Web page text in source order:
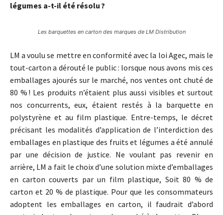
légumes a-t-il été résolu ?
Les barquettes en carton des marques de LM Distribution
LM a voulu se mettre en conformité avec la loi Agec, mais le
tout-carton a dérouté le public : lorsque nous avons mis ces
emballages ajourés sur le marché, nos ventes ont chuté de
80 % ! Les produits n’étaient plus aussi visibles et surtout
nos concurrents, eux, étaient restés à la barquette en
polystyrène et au film plastique. Entre-temps, le décret
précisant les modalités d’application de l’interdiction des
emballages en plastique des fruits et légumes a été annulé
par une décision de justice. Ne voulant pas revenir en
arrière, LM a fait le choix d’une solution mixte d’emballages
en carton couverts par un film plastique, Soit 80 % de
carton et 20 % de plastique. Pour que les consommateurs
adoptent les emballages en carton, il faudrait d’abord